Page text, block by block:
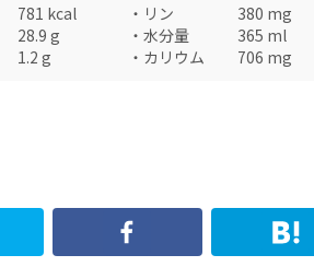
781 kcal ・ リン 380 mg
28.9 g ・ 水分量 365 ml
1.2 g ・ カリウム 706 mg